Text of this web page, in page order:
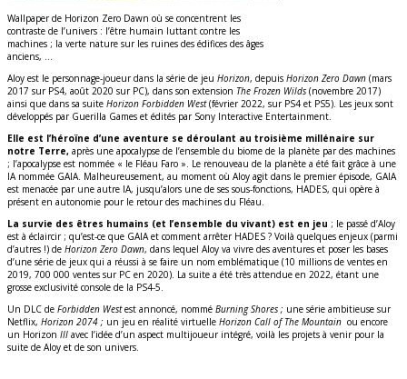
Wallpaper de Horizon Zero Dawn où se concentrent les
contraste de l’univers : l’être humain luttant contre les
machines ; la verte nature sur les ruines des édifices des âges
anciens, …
Aloy est le personnage-joueur dans la série de jeu Horizon, depuis Horizon Zero Dawn (mars
2017 sur PS4, août 2020 sur PC), dans son extension The Frozen Wilds (novembre 2017)
ainsi que dans sa suite Horizon Forbidden West(février 2022, sur PS4 et PS5). Les jeux sont
développés par Guerilla Games et édités par Sony Interactive Entertainment.
Elle est l’héroïne d’une aventure se déroulant au troisième millénaire sur
notre Terre, après une apocalypse de l’ensemble du biome de la planète par des machines
; l’apocalypse est nommée « le Fléau Faro ». Le renouveau de la planète a été fait grâce à une
IA nommée GAIA. Malheureusement, au moment où Aloy agit dans le premier épisode, GAIA
est menacée par une autre IA, jusqu’alors une de ses sous-fonctions, HADES, qui opère à
présent en autonomie pour le retour des machines du Fléau.
La survie des êtres humains (et l’ensemble du vivant) est en jeu ; le passé d’Aloy
est à éclaircir ; qu’est-ce que GAIA et comment arrêter HADES ? Voilà quelques enjeux (parmi
d’autres !) de Horizon Zero Dawn, dans lequel Aloy va vivre des aventures et poser les bases
d’une série de jeux qui a réussi à se faire un nom emblématique (10 millions de ventes en
2019, 700 000 ventes sur PC en 2020). La suite a été très attendue en 2022, étant une
grosse exclusivité console de la PS4-5.
Un DLC de Forbidden Westest annoncé, nommé Burning Shores ; une série ambitieuse sur
Netflix, Horizon 2074 ; un jeu en réalité virtuelle Horizon Call of The Mountain ou encore
un Horizon III avec l’idée d’un aspect multijoueur intégré, voilà les projets à venir pour la
suite de Aloy et de son univers.